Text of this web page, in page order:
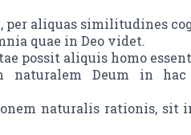
per aliquas similitudines
quae in Deo videt.
possit aliquis homo
naturalem Deum in
naturalis rationis, sit